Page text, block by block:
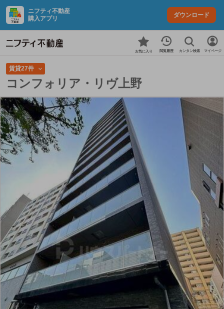
ニフティ不動産
購入アプリ
ダウンロード
お気に入り 閲覧履歴 カンタン検索 マイページ
賃貸27件
コンフォリア・リヴ上野